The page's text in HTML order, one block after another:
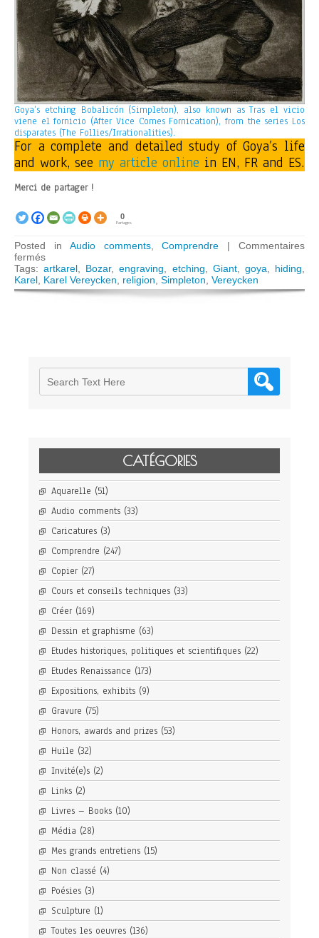
Goya’s etching Bobalicón (Simpleton), also known as Tras el vicio
viene el fornicio (After Vice Comes Fornication), from the series Los
disparates (The Follies/Irrationalities).
For a complete and detailed study of Goya’s life
and work, see my article online in EN, FR and ES.
Merci de partager !
0
Partages
Posted in Audio comments,Comprendre |Commentaires
ferméssur
AUDIO:
Goya’s
Simpleton
Tags:artkarel Bozar,engraving etching Giant, goya hiding
Karel Karel Vereycken religion Simpleton Vereycken
CATÉGORIES
Aquarelle (51)
Audio comments (33)
Caricatures (3)
Comprendre (247)
Copier (27)
Cours et conseils techniques (33)
Créer (169)
Dessin et graphisme (63)
Etudes historiques, politiques et scientifiques (22)
Etudes Renaissance (173)
Expositions, exhibits (9)
Gravure (75)
Honors, awards and prizes (53)
Huile (32)
Invité(e)s (2)
Links (2)
Livres – Books (10)
Média (28)
Mes grands entretiens (15)
Non classé (4)
Poésies (3)
Sculpture (1)
Toutes les oeuvres (136)